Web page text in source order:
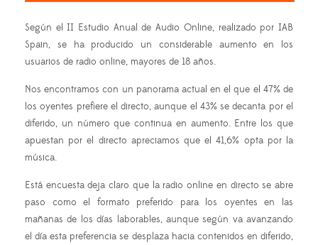
Según el II Estudio Anual de Audio Online, realizado por IAB
Spain, se ha producido un considerable aumento en los
usuarios de radio online, mayores de 18 años.
Nos encontramos con un panorama actual en el que el 47% de
los oyentes prefiere el directo, aunque el 43% se decanta por el
diferido, un número que continua en aumento. Entre los que
apuestan por el directo apreciamos que el 41,6% opta por la
música.
Está encuesta deja claro que la radio online en directo se abre
paso como el formato preferido para los oyentes en las
mañanas de los días laborables, aunque según va avanzando
el día esta preferencia se desplaza hacia contenidos en diferido,